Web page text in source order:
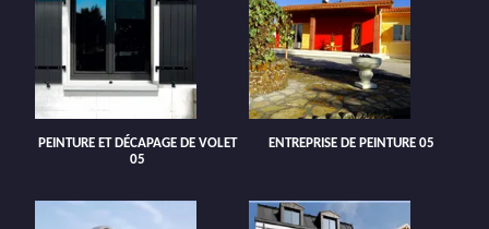
PEINTURE ET DÉCAPAGE DE VOLET
05
ENTREPRISE DE PEINTURE 05